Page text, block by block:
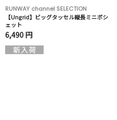
RUNWAY channel SELECTION
【Ungrid】ビッグタッセル縦長ミニポシ
ェット
6,490 円